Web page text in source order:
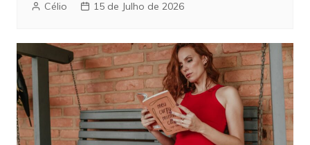
Célio 15 de Julho de 2026